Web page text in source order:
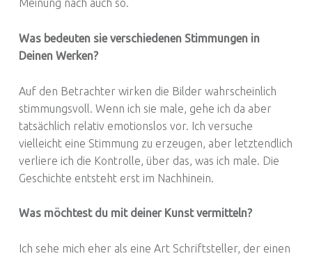
Meinung nach auch so.
Was bedeuten sie verschiedenen Stimmungen in
Deinen Werken?
Auf den Betrachter wirken die Bilder wahrscheinlich
stimmungsvoll. Wenn ich sie male, gehe ich da aber
tatsächlich relativ emotionslos vor. Ich versuche
vielleicht eine Stimmung zu erzeugen, aber letztendlich
verliere ich die Kontrolle, über das, was ich male. Die
Geschichte entsteht erst im Nachhinein.
Was möchtest du mit deiner Kunst vermitteln?
Ich sehe mich eher als eine Art Schriftsteller, der einen